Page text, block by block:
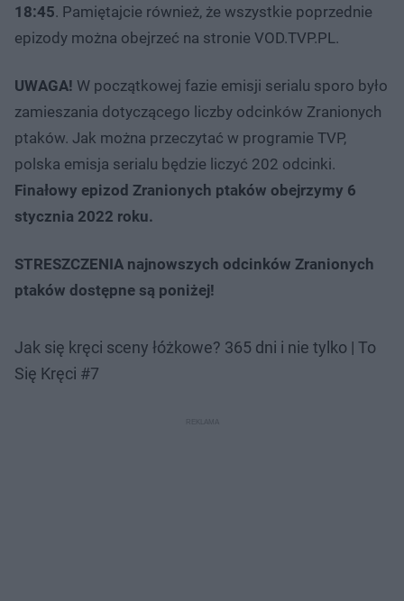
18:45. Pamiętajcie również, że wszystkie poprzednie
epizody można obejrzeć na stronie VOD.TVP.PL.
UWAGA! W początkowej fazie emisji serialu sporo było
zamieszania dotyczącego liczby odcinków Zranionych
ptaków. Jak można przeczytać w programie TVP,
polska emisja serialu będzie liczyć 202 odcinki.
Finałowy epizod Zranionych ptaków obejrzymy 6
stycznia 2022 roku.
STRESZCZENIA najnowszych odcinków Zranionych
ptaków dostępne są poniżej!
Jak się kręci sceny łóżkowe? 365 dni i nie tylko | To
Się Kręci #7